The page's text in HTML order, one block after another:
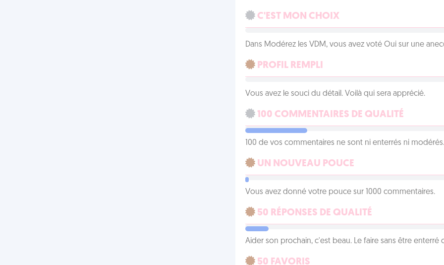
C'EST MON CHOIX
Dans Modérez les VDM, vous avez voté Oui sur une
PROFIL REMPLI
Vous avez le souci du détail. Voilà qui sera apprécié.
100 COMMENTAIRES DE QUALITÉ
100 de vos commentaires ne sont ni enterrés ni
UN NOUVEAU POUCE
Vous avez donné votre pouce sur 1000 commentaires.
50 RÉPONSES DE QUALITÉ
Aider son prochain, c'est beau. Le faire sans être
50 FAVORIS